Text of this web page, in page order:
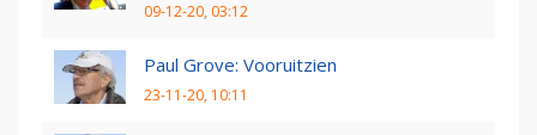
09-12-20, 03:12
Paul Grove: Vooruitzien
23-11-20, 10:11